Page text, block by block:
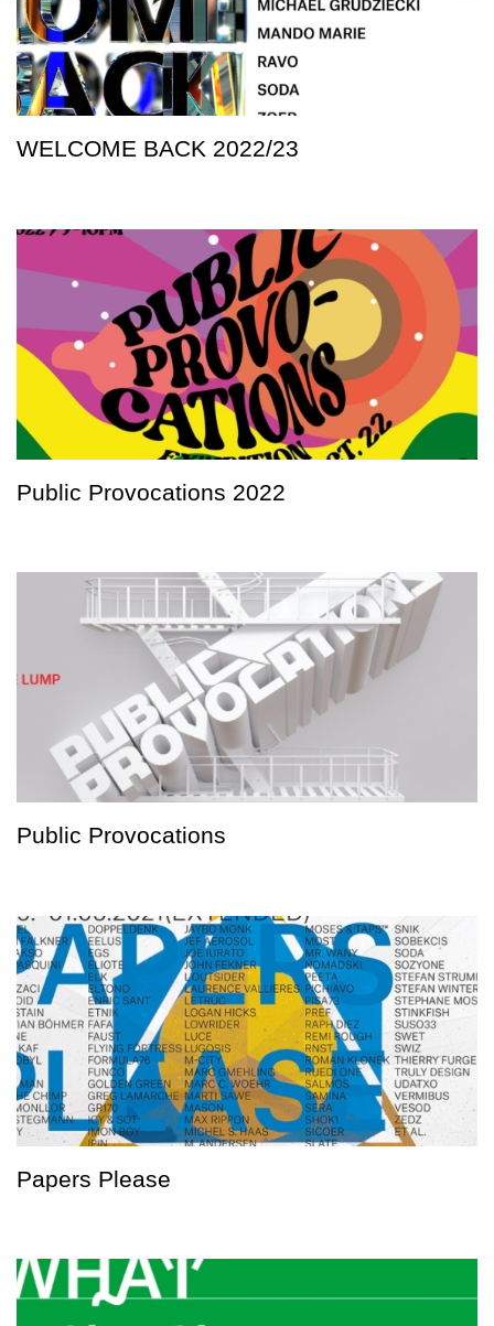
WELCOME BACK 2022/23
Public Provocations 2022
Public Provocations
Papers Please